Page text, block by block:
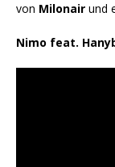
von Milonair und
Nimo feat.